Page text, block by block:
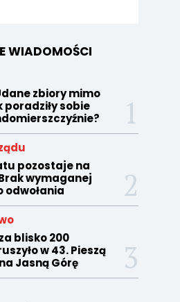
WIADOMOŚCI
zbiory mimo
poradziły sobie
pozostaje na
wymaganej
odwołania
blisko 200
w 43. Pieszą
Jasną Górę